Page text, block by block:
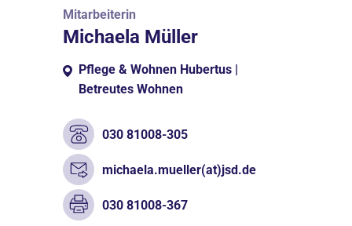
Mitarbeiterin
Michaela Müller
Pflege & Wohnen Hubertus |
Betreutes Wohnen
030 81008-305
michaela.mueller(at)jsd.de
030 81008-367